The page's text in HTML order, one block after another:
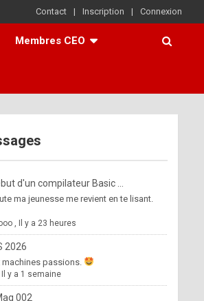
Contact Inscription Connexion
Membres CEO
d'un compilateur Basic ...
ma jeunesse me revient en te lisant.
, Il y a 23 heures
2026
machines passions.
Il y a 1 semaine
002